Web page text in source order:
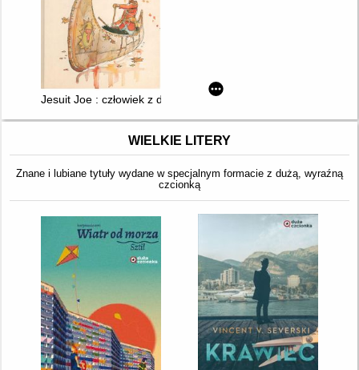
Jesuit Joe : człowiek z dalekiej Północy i inne historie
WIELKIE LITERY
Znane i lubiane tytuły wydane w specjalnym formacie z dużą, wyraźną
czcionką